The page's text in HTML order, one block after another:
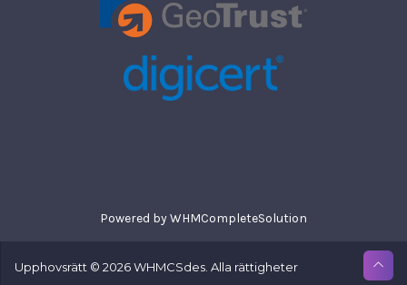
Powered byWHMCompleteSolution
Upphovsrätt © 2026 WHMCSdes. Alla rättigheter